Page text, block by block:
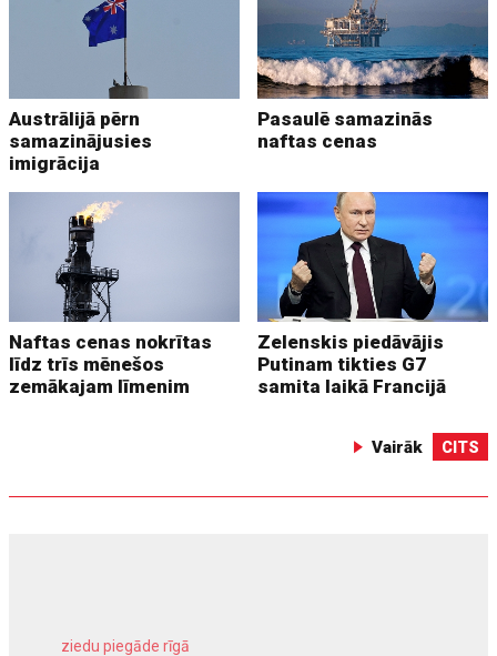
Austrālijā pērn
samazinājusies
imigrācija
Pasaulē samazinās
naftas cenas
Naftas cenas nokrītas
līdz trīs mēnešos
zemākajam līmenim
Zelenskis piedāvājis
Putinam tikties G7
samita laikā Francijā
Vairāk CITS
ziedu piegāde rīgā